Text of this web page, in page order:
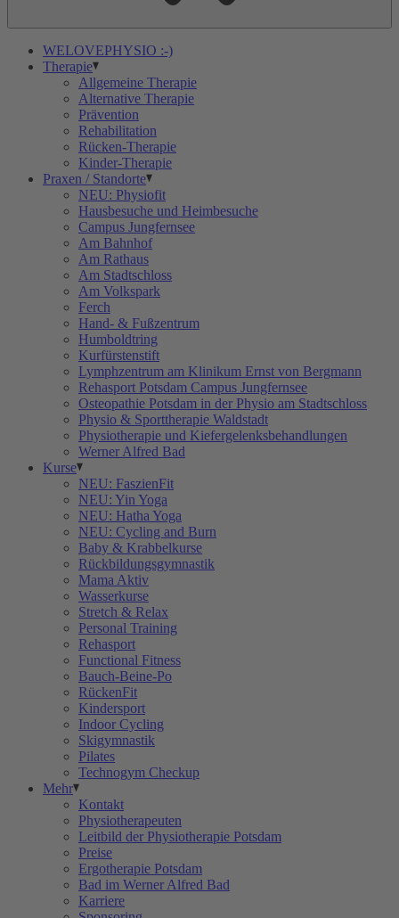
WELOVEPHYSIO :-)
Therapie
Allgemeine Therapie
Alternative Therapie
Prävention
Rehabilitation
Rücken-Therapie
Kinder-Therapie
Praxen / Standorte
NEU: Physiofit
Hausbesuche und Heimbesuche
Campus Jungfernsee
Am Bahnhof
Am Rathaus
Am Stadtschloss
Am Volkspark
Ferch
Hand- & Fußzentrum
Humboldtring
Kurfürstenstift
Lymphzentrum am Klinikum Ernst von Bergmann
Rehasport Potsdam Campus Jungfernsee
Osteopathie Potsdam in der Physio am Stadtschloss
Physio & Sporttherapie Waldstadt
Physiotherapie und Kiefergelenksbehandlungen
Werner Alfred Bad
Kurse
NEU: FaszienFit
NEU: Yin Yoga
NEU: Hatha Yoga
NEU: Cycling and Burn
Baby & Krabbelkurse
Rückbildungsgymnastik
Mama Aktiv
Wasserkurse
Stretch & Relax
Personal Training
Rehasport
Functional Fitness
Bauch-Beine-Po
RückenFit
Kindersport
Indoor Cycling
Skigymnastik
Pilates
Technogym Checkup
Mehr
Kontakt
Physiotherapeuten
Leitbild der Physiotherapie Potsdam
Preise
Ergotherapie Potsdam
Bad im Werner Alfred Bad
Karriere